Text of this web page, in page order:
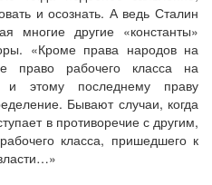
и осознать. А ведь Сталин
многие другие «константы»
«Кроме права народов на
право рабочего класса на
и этому последнему праву
Бывают случаи, когда
в противоречие с другим,
класса, пришедшего к